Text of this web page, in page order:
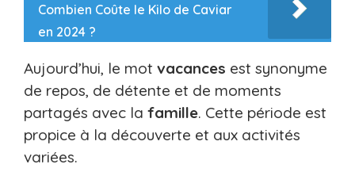
Combien Coûte le Kilo de Caviar
en 2024 ?
Aujourd’hui, le mot vacances est synonyme
de repos, de détente et de moments
partagés avec la famille. Cette période est
propice à la découverte et aux activités
variées.